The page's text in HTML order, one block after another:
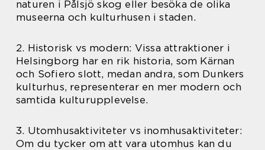
naturen i Pålsjö skog eller besöka de olika
museerna och kulturhusen i staden.
2. Historisk vs modern: Vissa attraktioner i
Helsingborg har en rik historia, som Kärnan
och Sofiero slott, medan andra, som Dunkers
kulturhus, representerar en mer modern och
samtida kulturupplevelse.
3. Utomhusaktiviteter vs inomhusaktiviteter:
Om du tycker om att vara utomhus kan du